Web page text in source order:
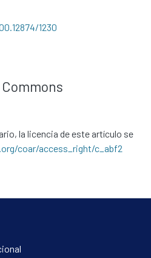
1230
la licencia de este artículo se
coar/access_right/c_abf2